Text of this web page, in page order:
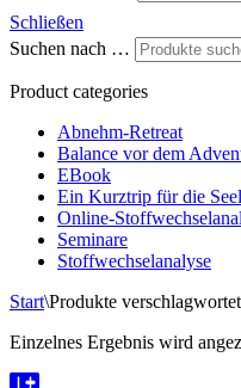
Schließen
Suchen nach …
Product categories
Abnehm-Retreat
Balance vor dem
EBook
Ein Kurztrip für die
Online-
Seminare
Stoffwechselanalyse
Start\Produkte
Einzelnes Ergebnis wird